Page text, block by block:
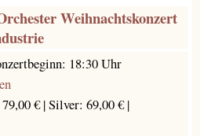
Weihnachtskonzert
18:30 Uhr
€ |Silver: 69,00 € |